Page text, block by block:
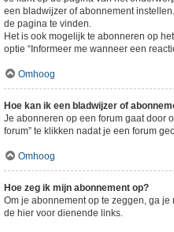
een bladwijzer of abonnement
de pagina te vinden.
Het is ook mogelijk te abonneren op
optie “Informeer me wanneer een
Omhoog
Hoe kan ik een bladwijzer of
Je abonneren op een forum gaat door
forum” te klikken nadat je een forum
Omhoog
Hoe zeg ik mijn abonnement op?
Om je abonnement op te zeggen, ga
de hier voor dienende links.